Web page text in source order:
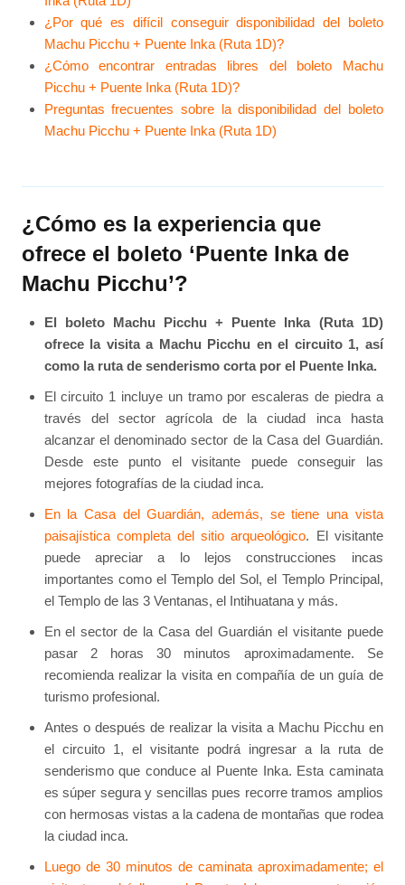
¿Por qué es difícil conseguir disponibilidad del boleto
Machu Picchu + Puente Inka (Ruta 1D)?
¿Cómo encontrar entradas libres del boleto Machu
Picchu + Puente Inka (Ruta 1D)?
Preguntas frecuentes sobre la disponibilidad del boleto
Machu Picchu + Puente Inka (Ruta 1D)
¿Cómo es la experiencia que
ofrece el boleto ‘Puente Inka de
Machu Picchu’?
El boleto Machu Picchu + Puente Inka (Ruta 1D)
ofrece la visita a Machu Picchu en el circuito 1, así
como la ruta de senderismo corta por el Puente Inka.
El circuito 1 incluye un tramo por escaleras de piedra a
través del sector agrícola de la ciudad inca hasta
alcanzar el denominado sector de la Casa del Guardián.
Desde este punto el visitante puede conseguir las
mejores fotografías de la ciudad inca.
En la Casa del Guardián, además, se tiene una vista
paisajística completa del sitio arqueológico. El visitante
puede apreciar a lo lejos construcciones incas
importantes como el Templo del Sol, el Templo Principal,
el Templo de las 3 Ventanas, el Intihuatana y más.
En el sector de la Casa del Guardián el visitante puede
pasar 2 horas 30 minutos aproximadamente. Se
recomienda realizar la visita en compañía de un guía de
turismo profesional.
Antes o después de realizar la visita a Machu Picchu en
el circuito 1, el visitante podrá ingresar a la ruta de
senderismo que conduce al Puente Inka. Esta caminata
es súper segura y sencillas pues recorre tramos amplios
con hermosas vistas a la cadena de montañas que rodea
la ciudad inca.
Luego de 30 minutos de caminata aproximadamente; el